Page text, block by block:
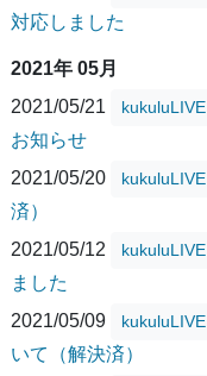
対応しました
2021年 05月
2021/05/21
kukuluLIVE
お知らせ
2021/05/20
kukuluLIVE
済）
2021/05/12
kukuluLIVE
ました
2021/05/09
kukuluLIVE
いて（解決済）